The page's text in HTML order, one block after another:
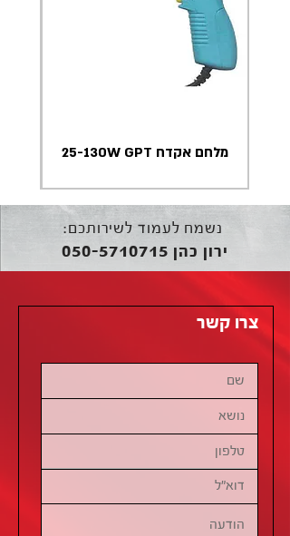
מלחם אקדח 25-130W GPT
נשמח לעמוד לשירותכם:
ירון כהן 050-5710715
צרו קשר